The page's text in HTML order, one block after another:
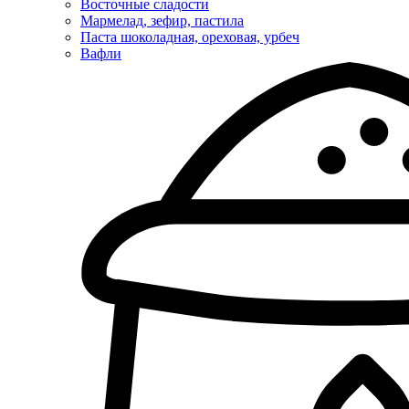
Восточные сладости
Мармелад, зефир, пастила
Паста шоколадная, ореховая, урбеч
Вафли